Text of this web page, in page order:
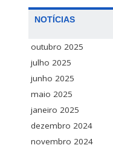
NOTÍCIAS
outubro 2025
julho 2025
junho 2025
maio 2025
janeiro 2025
dezembro 2024
novembro 2024